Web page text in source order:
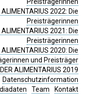
2022: Die
Preisträgerinnen
2021: Die
Preisträgerinnen
2020: Die
und Preisträger
ALIMENTARIUS 2019
Datenschutzinformation
Team Kontakt